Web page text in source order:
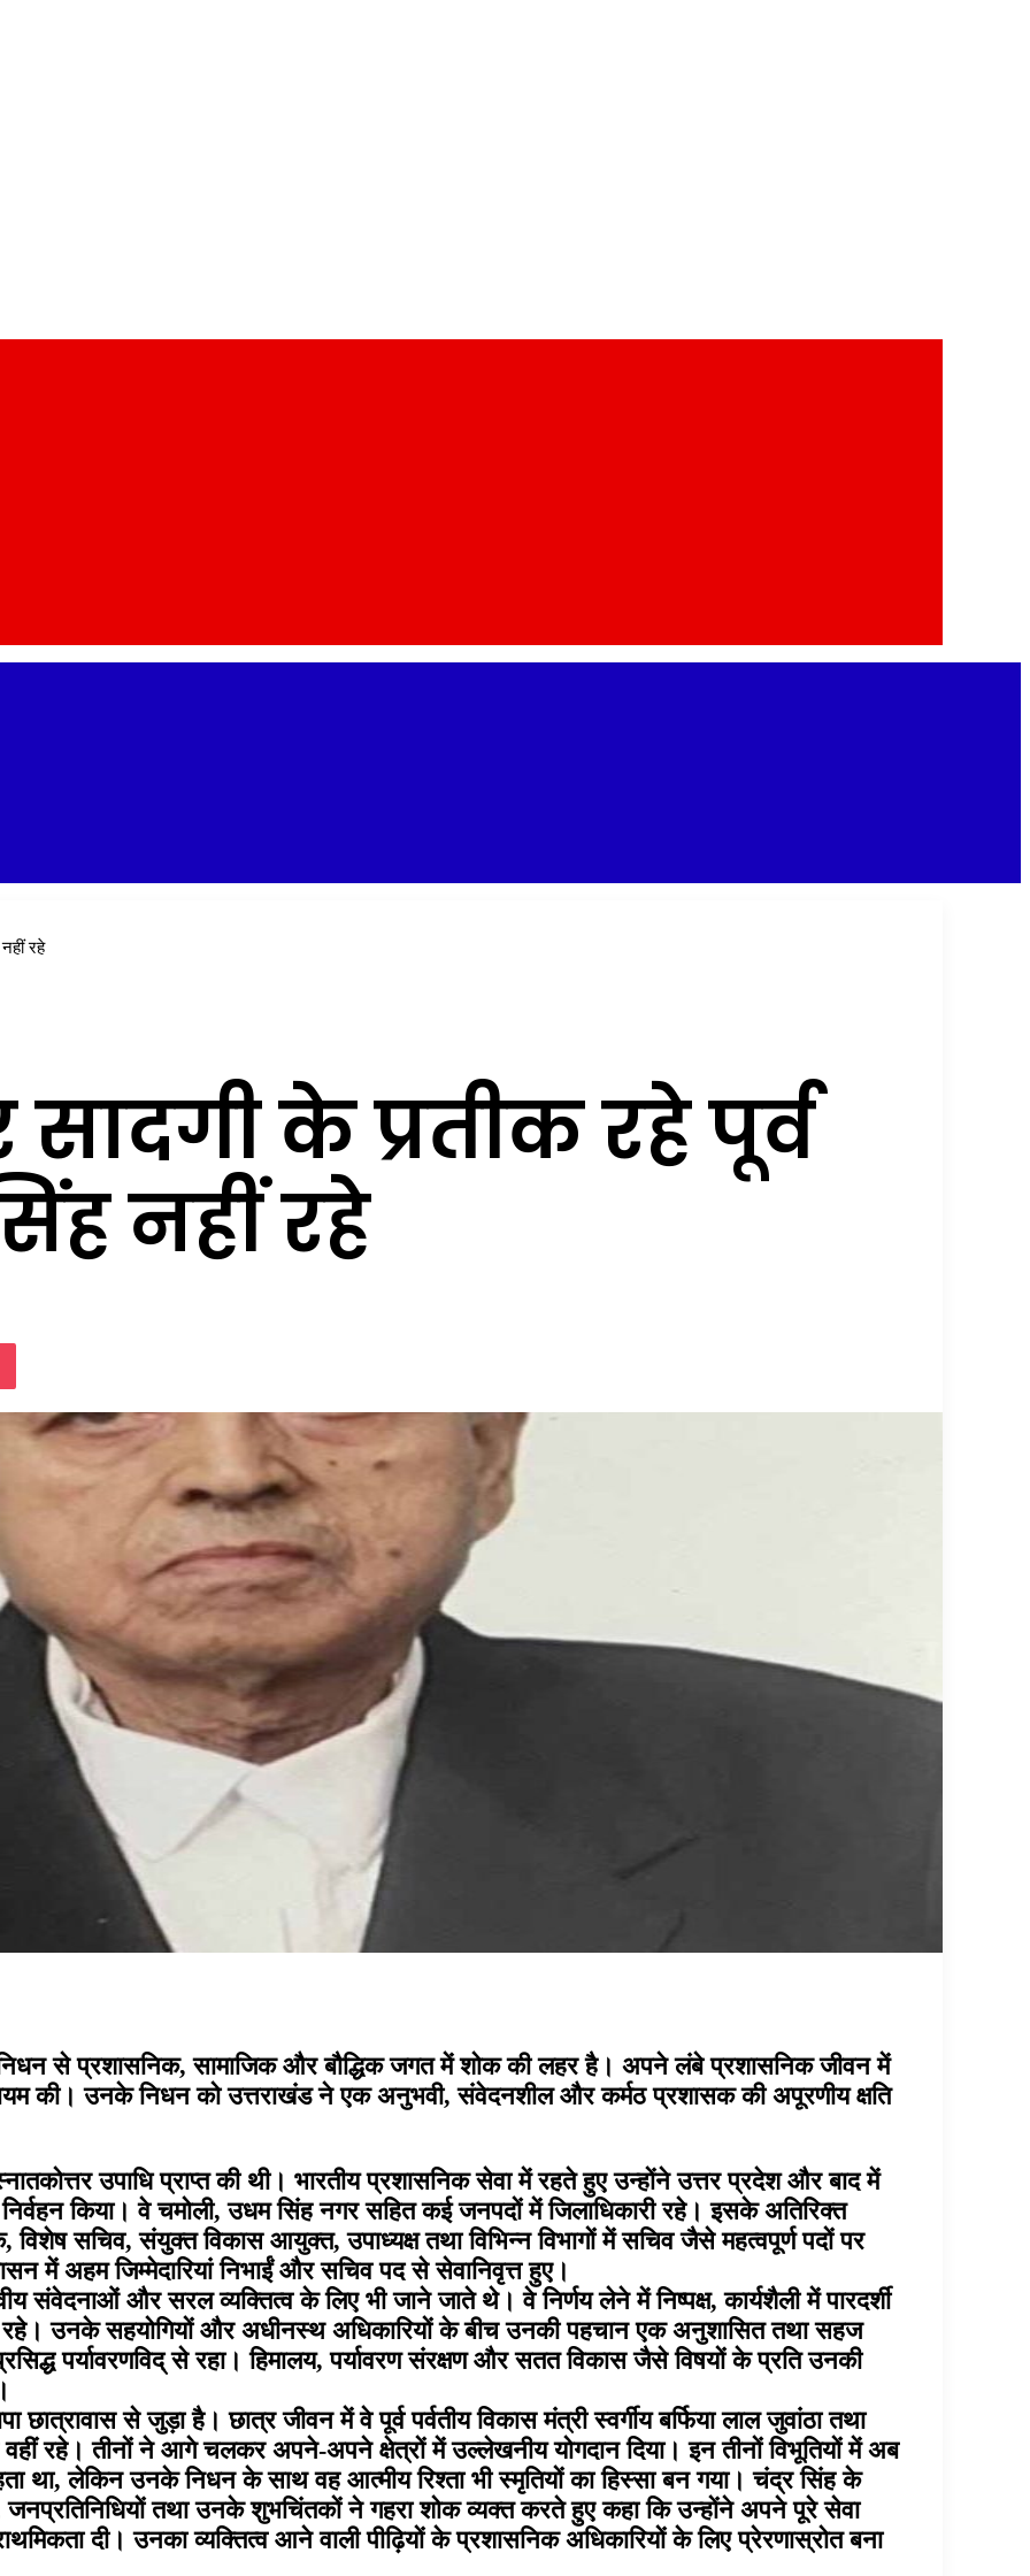
रहे
के प्रतीक रहे पूर्व
नहीं रहे
Pocket
से प्रशासनिक, सामाजिक और बौद्धिक जगत में शोक की लहर है। अपने लंबे प्रशासनिक जीवन में
की। उनके निधन को उत्तराखंड ने एक अनुभवी, संवेदनशील और कर्मठ प्रशासक की अपूरणीय क्षति
उपाधि प्राप्त की थी। भारतीय प्रशासनिक सेवा में रहते हुए उन्होंने उत्तर प्रदेश और बाद में
किया। वे चमोली, उधम सिंह नगर सहित कई जनपदों में जिलाधिकारी रहे। इसके अतिरिक्त
सचिव, संयुक्त विकास आयुक्त, उपाध्यक्ष तथा विभिन्न विभागों में सचिव जैसे महत्वपूर्ण पदों पर
में अहम जिम्मेदारियां निभाईं और सचिव पद से सेवानिवृत्त हुए।
संवेदनाओं और सरल व्यक्तित्व के लिए भी जाने जाते थे। वे निर्णय लेने में निष्पक्ष, कार्यशैली में पारदर्शी
उनके सहयोगियों और अधीनस्थ अधिकारियों के बीच उनकी पहचान एक अनुशासित तथा सहज
पर्यावरणविद् से रहा। हिमालय, पर्यावरण संरक्षण और सतत विकास जैसे विषयों के प्रति उनकी
से जुड़ा है। छात्र जीवन में वे पूर्व पर्वतीय विकास मंत्री स्वर्गीय बर्फिया लाल जुवांठा तथा
वहीं रहे। तीनों ने आगे चलकर अपने-अपने क्षेत्रों में उल्लेखनीय योगदान दिया। इन तीनों विभूतियों में अब
था, लेकिन उनके निधन के साथ वह आत्मीय रिश्ता भी स्मृतियों का हिस्सा बन गया। चंद्र सिंह के
तथा उनके शुभचिंतकों ने गहरा शोक व्यक्त करते हुए कहा कि उन्होंने अपने पूरे सेवा
दी। उनका व्यक्तित्व आने वाली पीढ़ियों के प्रशासनिक अधिकारियों के लिए प्रेरणास्रोत बना